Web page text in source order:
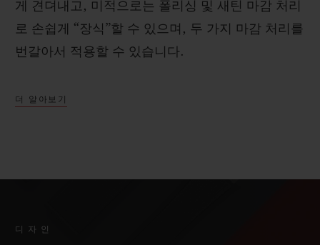
게 견뎌내고, 미적으로는 폴리싱 및 새틴 마감 처리
로 손쉽게 “장식”할 수 있으며, 두 가지 마감 처리를
번갈아서 적용할 수 있습니다.
더 알아보기
디자인